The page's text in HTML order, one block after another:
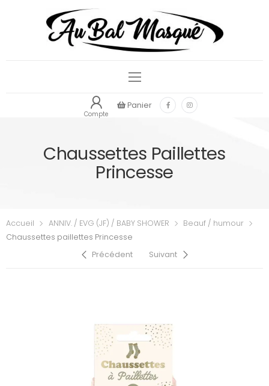
Compte
Panier
Chaussettes Paillettes
Princesse
Accueil ANNIV. / EVG (JF) / BABY SHOWER
Beauf / humour
Chaussettes paillettes Princesse
Précédent
Suivant